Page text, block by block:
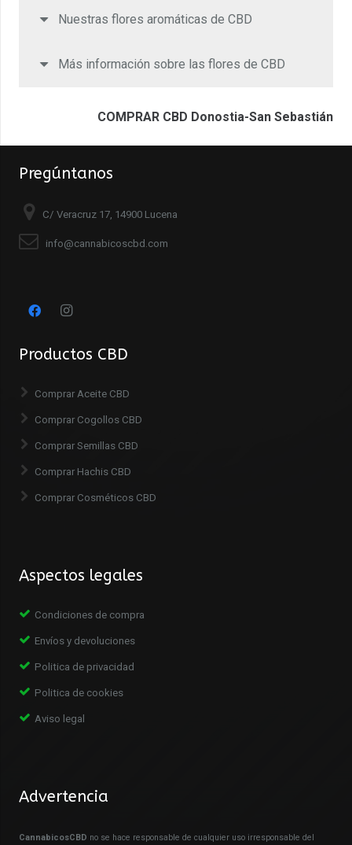
Nuestras flores aromáticas de CBD
Más información sobre las flores de CBD
COMPRAR CBD Donostia-San Sebastián
Pregúntanos
C/ Veracruz 17, 14900 Lucena
info@cannabicoscbd.com
Productos CBD
Comprar Aceite CBD
Comprar Cogollos CBD
Comprar Semillas CBD
Comprar Hachis CBD
Comprar Cosméticos CBD
Aspectos legales
Condiciones de compra
Envíos y devoluciones
Politica de privacidad
Politica de cookies
Aviso legal
Advertencia
CannabicosCBD no se hace responsable de cualquier uso irresponsable del